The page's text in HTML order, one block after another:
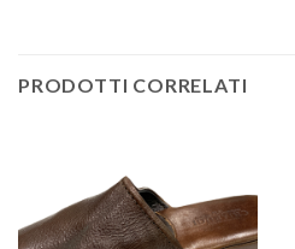
PRODOTTI CORRELATI